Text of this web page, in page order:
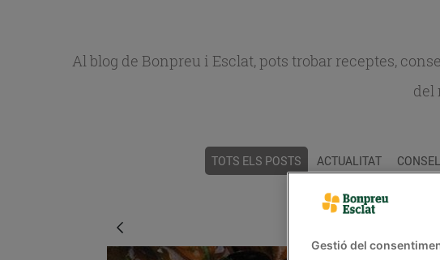
Al blog de Bonpreu i Esclat, pots trobar receptes,
del
TOTS ELS POSTS ACTUALITAT
Gestió del